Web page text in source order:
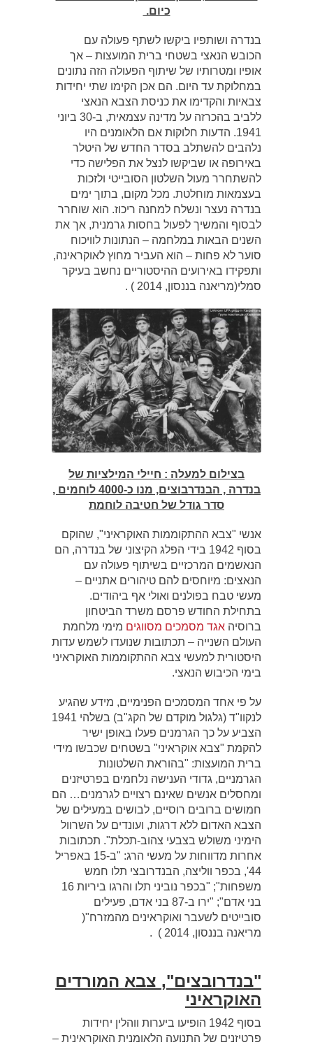
כיום.
בנדרה ושותפיו ביקשו לשתף פעולה עם
הכובש הנאצי בשטחי ברית המועצות – אך
אופיו ומטרותיו של שיתוף הפעולה הזה נתונים
במחלוקת עד היום. הם אכן הקימו שתי יחידות
צבאיות והקדימו את כניסת הצבא הנאצי
ללביב בהכרזה על מדינה עצמאית, ב-30 ביוני
1941. הדעות חלוקות אם הלאומנים היו
נלהבים להשתלב בסדר החדש של היטלר
באירופה או שביקשו לנצל את הפלישה כדי
להשתחרר מעול השלטון הסובייטי ולזכות
בעצמאות מוחלטת. מכל מקום, בתוך ימים
בנדרה נעצר ונשלח למחנה ריכוז. הוא שוחרר
לבסוף והמשיך לפעול בחסות גרמנית, אך את
השנים הבאות במלחמה – הנתונות לוויכוח
סוער לא פחות – הוא העביר מחוץ לאוקראינה,
ותפקידו באירועים ההיסטוריים נחשב בעיקר
סמלי(מריאנה בננסון, 2014 ) .
בצילום למעלה : חיילי המילציות של
בנדרה , הבנדרבוצים, מנו כ-4000 לוחמים ,
סדר גודל של חטיבה לוחמת
אנשי "צבא ההתקוממות האוקראיני", שהוקם
בסוף 1942 בידי הפלג הקיצוני של בנדרה, הם
הנאשמים המרכזיים בשיתוף פעולה עם
הנאצים: מיוחסים להם טיהורים אתניים –
מעשי טבח בפולנים ואולי אף ביהודים.
בתחילת החודש פרסם משרד הביטחון
ברוסיה אגד מסמכים מסווגים מימי מלחמת
העולם השנייה – תכתובות שנועדו לשמש עדות
היסטורית למעשי צבא ההתקוממות האוקראיני
בימי הכיבוש הנאצי.
על פי אחד המסמכים הפנימיים, מידע שהגיע
לנקוו"ד (גלגול מוקדם של הקג"ב) בשלהי 1941
הצביע על כך הגרמנים פעלו באופן ישיר
להקמת "צבא אוקראיני" בשטחים שכבשו מידי
ברית המועצות: "בהוראת השלטונות
הגרמניים, גדודי הענישה נלחמים בפרטיזנים
ומחסלים אנשים שאינם רצויים לגרמנים… הם
חמושים ברובים רוסיים, לבושים במעילים של
הצבא האדום ללא דרגות, ועונדים על השרוול
הימיני משולש בצבעי צהוב-תכלת". תכתובות
אחרות מדווחות על מעשי הרג: "ב-15 באפריל
44', בכפר ווליצה, הבנדרובצי תלו חמש
משפחות"; "בכפר נוביני תלו והרגו ביריות 16
בני אדם"; "ירו ב-87 בני אדם, פעילים
סובייטים לשעבר ואוקראינים מהמזרח"(
מריאנה בננסון, 2014 ) .
"בנדרובצים", צבא המורדים
האוקראיני
בסוף 1942 הופיעו ביערות ווהלין יחידות
פרטיזנים של התנועה הלאומנית האוקראינית –